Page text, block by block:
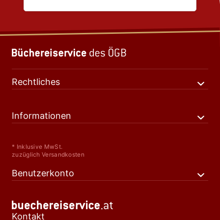
Rechtliches
Informationen
* Inklusive MwSt.
zuzüglich Versandkosten
Benutzerkonto
Kontakt